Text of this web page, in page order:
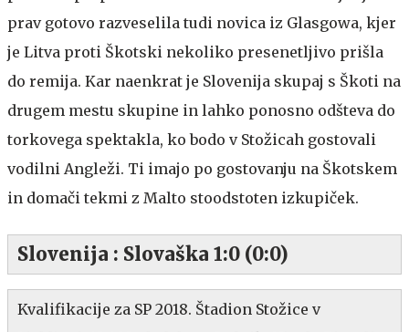
prav gotovo razveselila tudi novica iz Glasgowa, kjer
je Litva proti Škotski nekoliko presenetljivo prišla
do remija. Kar naenkrat je Slovenija skupaj s Škoti na
drugem mestu skupine in lahko ponosno odšteva do
torkovega spektakla, ko bodo v Stožicah gostovali
vodilni Angleži. Ti imajo po gostovanju na Škotskem
in domači tekmi z Malto stoodstoten izkupiček.
Slovenija : Slovaška 1:0 (0:0)
Kvalifikacije za SP 2018. Štadion Stožice v